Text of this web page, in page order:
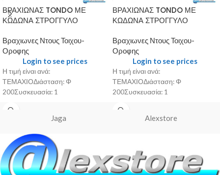
ΒΡΑΧΙΩΝΑΣ TONDO ΜΕ
ΚΩΔΩΝΑ ΣΤΡΟΓΓΥΛΟ
Βραχιωνες Ντους Τοιχου-
Οροφης
Login to see prices
Η τιμή είναι ανά:
ΤΕΜΑΧΙΟΔιάσταση: Φ
200Συσκευασία: 1
ΒΡΑΧΙΩΝΑΣ TONDO ΜΕ
ΚΩΔΩΝΑ ΣΤΡΟΓΓΥΛΟ
Βραχιωνες Ντους Τοιχου-
Οροφης
Login to see prices
Η τιμή είναι ανά:
ΤΕΜΑΧΙΟΔιάσταση: Φ
200Συσκευασία: 1
Jaga Alexstore